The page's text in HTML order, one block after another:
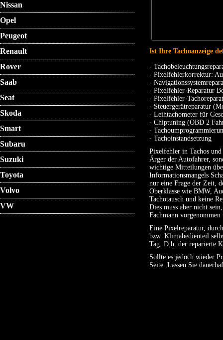
Nissan
Opel
Peugeot
Renault
Rover
Saab
Seat
Skoda
Smart
Subaru
Suzuki
Toyota
Volvo
VW
Ist Ihre Tachoanzeige
-
- Pixelfehlerkorrektur:
-
- Pixelfehler-Reparatur
- Pixelfehler-
- Steuergerätreparatur
- Leihtachometer für
- Chiptuning (OBD 2
-
- Tachoinstandsetzung
Pixelfehler in Tachos
Ärger der Autofahrer,
wichtige Mitteilungen
Informationsmangels
nur eine Frage der Zeit,
Oberklasse wie BMW,
Tachotausch und keine
Dies muss aber nicht
Fachmann
Eine Pixelreparatur,
bzw. Klimabedienteil
Tag. D.h. der reparierte
Sollte es jedoch wieder
Seite. Lassen Sie